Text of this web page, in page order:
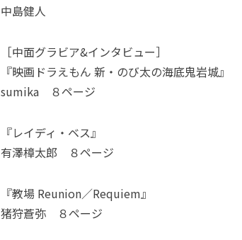
中島健人
［中面グラビア&インタビュー］
『映画ドラえもん 新・のび太の海底鬼岩城』
sumika ８ページ
『レイディ・ベス』
有澤樟太郎 ８ページ
『教場 Reunion／Requiem』
猪狩蒼弥 ８ページ